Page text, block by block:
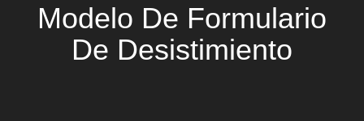
Modelo De Formulario
De Desistimiento